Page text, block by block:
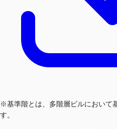
※基準階とは、多階層ビルにおいて
す。